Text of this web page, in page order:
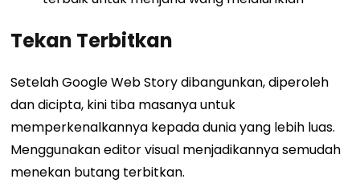
Tekan Terbitkan
Setelah Google Web Story dibangunkan, diperoleh
dan dicipta, kini tiba masanya untuk
memperkenalkannya kepada dunia yang lebih luas.
Menggunakan editor visual menjadikannya semudah
menekan butang terbitkan.